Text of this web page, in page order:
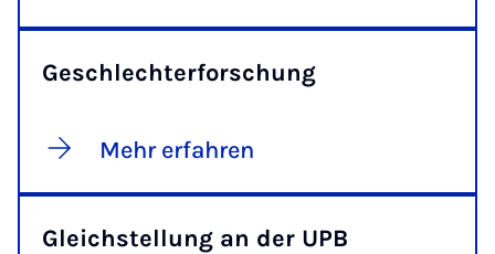
Geschlechterforschung
Mehr erfahren
Gleichstellung an der UPB